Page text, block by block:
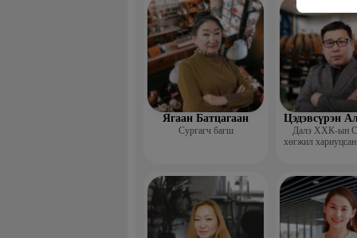
Ягаан Батцагаан
Сургагч багш
Цэдэвсүрэн
Далз ХХК-ын
хөгжил